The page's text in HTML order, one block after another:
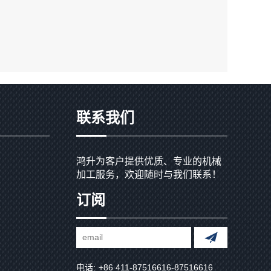
联系我们
鸿升为客户提供优质、专业的机械
加工服务，欢迎随时与我们联系！
订阅
电话: +86 411-87516616-87516616